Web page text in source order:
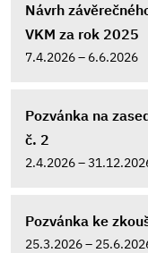
Návrh
VKM za rok 2025
7.4.2026 – 6.6.2026
Pozvánka na
č. 2
2.4.2026 –
Pozvánka ke
25.3.2026 –